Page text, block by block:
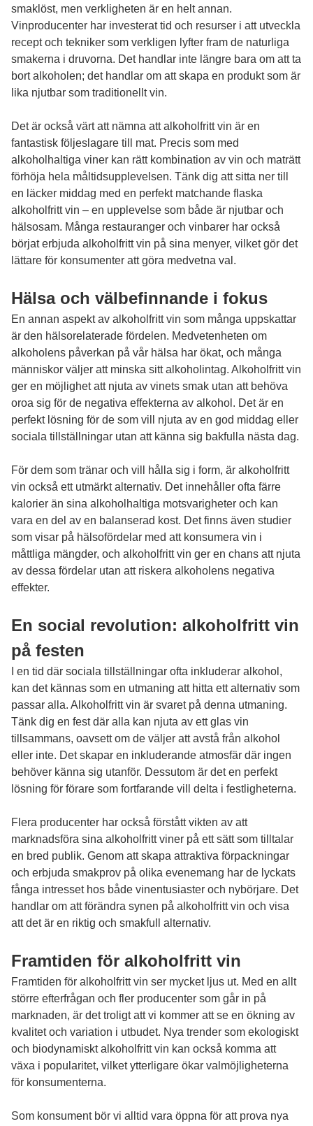
smaklöst, men verkligheten är en helt annan.
Vinproducenter har investerat tid och resurser i att utveckla
recept och tekniker som verkligen lyfter fram de naturliga
smakerna i druvorna. Det handlar inte längre bara om att ta
bort alkoholen; det handlar om att skapa en produkt som är
lika njutbar som traditionellt vin.
Det är också värt att nämna att alkoholfritt vin är en
fantastisk följeslagare till mat. Precis som med
alkoholhaltiga viner kan rätt kombination av vin och maträtt
förhöja hela måltidsupplevelsen. Tänk dig att sitta ner till
en läcker middag med en perfekt matchande flaska
alkoholfritt vin – en upplevelse som både är njutbar och
hälsosam. Många restauranger och vinbarer har också
börjat erbjuda alkoholfritt vin på sina menyer, vilket gör det
lättare för konsumenter att göra medvetna val.
Hälsa och välbefinnande i fokus
En annan aspekt av alkoholfritt vin som många uppskattar
är den hälsorelaterade fördelen. Medvetenheten om
alkoholens påverkan på vår hälsa har ökat, och många
människor väljer att minska sitt alkoholintag. Alkoholfritt vin
ger en möjlighet att njuta av vinets smak utan att behöva
oroa sig för de negativa effekterna av alkohol. Det är en
perfekt lösning för de som vill njuta av en god middag eller
sociala tillställningar utan att känna sig bakfulla nästa dag.
För dem som tränar och vill hålla sig i form, är alkoholfritt
vin också ett utmärkt alternativ. Det innehåller ofta färre
kalorier än sina alkoholhaltiga motsvarigheter och kan
vara en del av en balanserad kost. Det finns även studier
som visar på hälsofördelar med att konsumera vin i
måttliga mängder, och alkoholfritt vin ger en chans att njuta
av dessa fördelar utan att riskera alkoholens negativa
effekter.
En social revolution: alkoholfritt vin
på festen
I en tid där sociala tillställningar ofta inkluderar alkohol,
kan det kännas som en utmaning att hitta ett alternativ som
passar alla. Alkoholfritt vin är svaret på denna utmaning.
Tänk dig en fest där alla kan njuta av ett glas vin
tillsammans, oavsett om de väljer att avstå från alkohol
eller inte. Det skapar en inkluderande atmosfär där ingen
behöver känna sig utanför. Dessutom är det en perfekt
lösning för förare som fortfarande vill delta i festligheterna.
Flera producenter har också förstått vikten av att
marknadsföra sina alkoholfritt viner på ett sätt som tilltalar
en bred publik. Genom att skapa attraktiva förpackningar
och erbjuda smakprov på olika evenemang har de lyckats
fånga intresset hos både vinentusiaster och nybörjare. Det
handlar om att förändra synen på alkoholfritt vin och visa
att det är en riktig och smakfull alternativ.
Framtiden för alkoholfritt vin
Framtiden för alkoholfritt vin ser mycket ljus ut. Med en allt
större efterfrågan och fler producenter som går in på
marknaden, är det troligt att vi kommer att se en ökning av
kvalitet och variation i utbudet. Nya trender som ekologiskt
och biodynamiskt alkoholfritt vin kan också komma att
växa i popularitet, vilket ytterligare ökar valmöjligheterna
för konsumenterna.
Som konsument bör vi alltid vara öppna för att prova nya